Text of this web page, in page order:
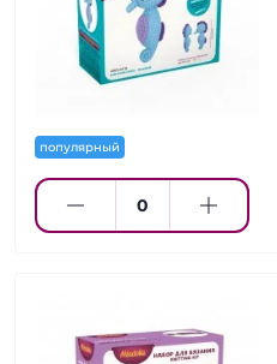
популярный